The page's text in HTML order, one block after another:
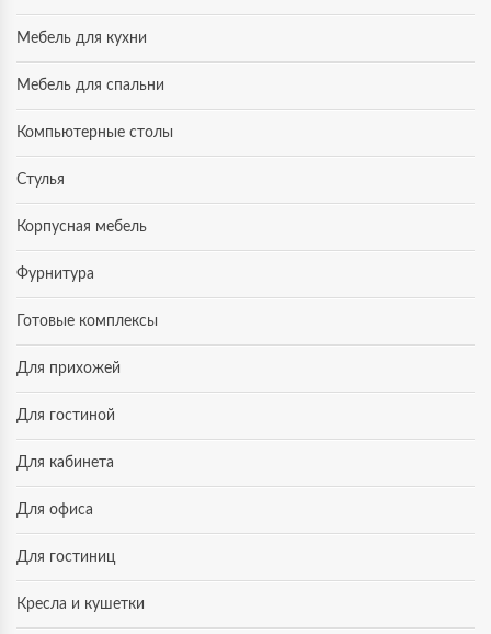
Мебель для кухни
Мебель для спальни
Компьютерные столы
Стулья
Корпусная мебель
Фурнитура
Готовые комплексы
Для прихожей
Для гостиной
Для кабинета
Для офиса
Для гостиниц
Кресла и кушетки